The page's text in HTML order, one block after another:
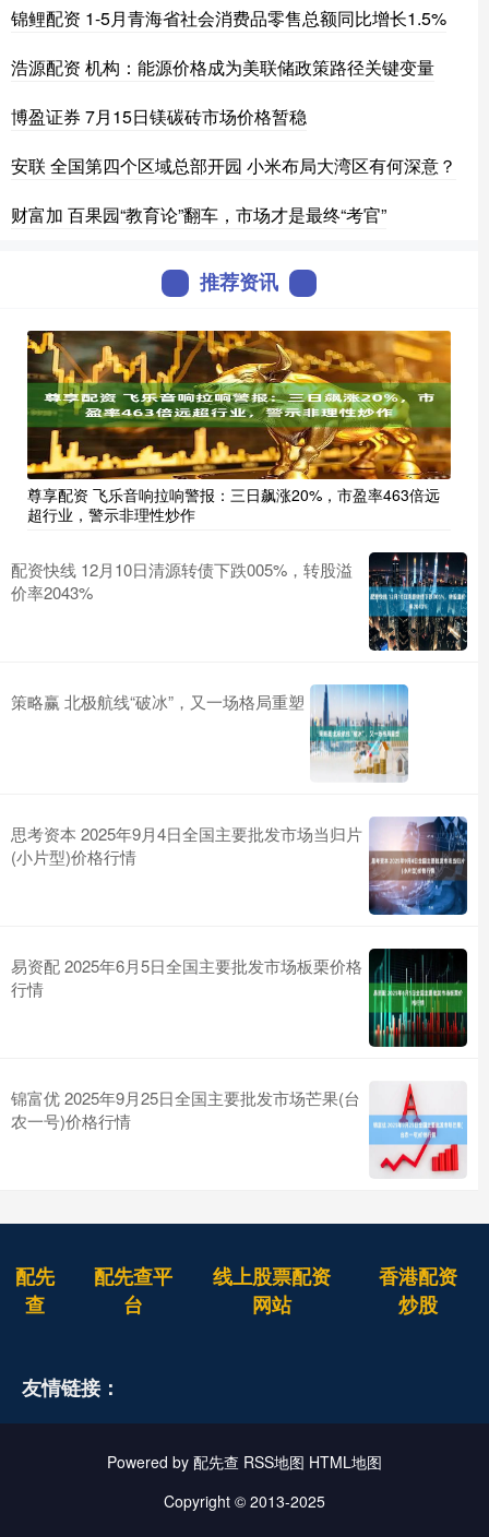
锦鲤配资 1-5月青海省社会消费品零售总额同比增长1.5%
浩源配资 机构：能源价格成为美联储政策路径关键变量
博盈证券 7月15日镁碳砖市场价格暂稳
安联 全国第四个区域总部开园 小米布局大湾区有何深意？
财富加 百果园“教育论”翻车，市场才是最终“考官”
推荐资讯
尊享配资 飞乐音响拉响警报：三日飙涨20%，市盈率463倍远
超行业，警示非理性炒作
配资快线 12月10日清源转债下跌005%，转股溢
价率2043%
策略赢 北极航线“破冰”，又一场格局重塑
思考资本 2025年9月4日全国主要批发市场当归片
(小片型)价格行情
易资配 2025年6月5日全国主要批发市场板栗价格
行情
锦富优 2025年9月25日全国主要批发市场芒果(台
农一号)价格行情
配先
查
配先查平
台
线上股票配资
网站
香港配资
炒股
友情链接：
Powered by 配先查 RSS地图 HTML地图
Copyright © 2013-2025